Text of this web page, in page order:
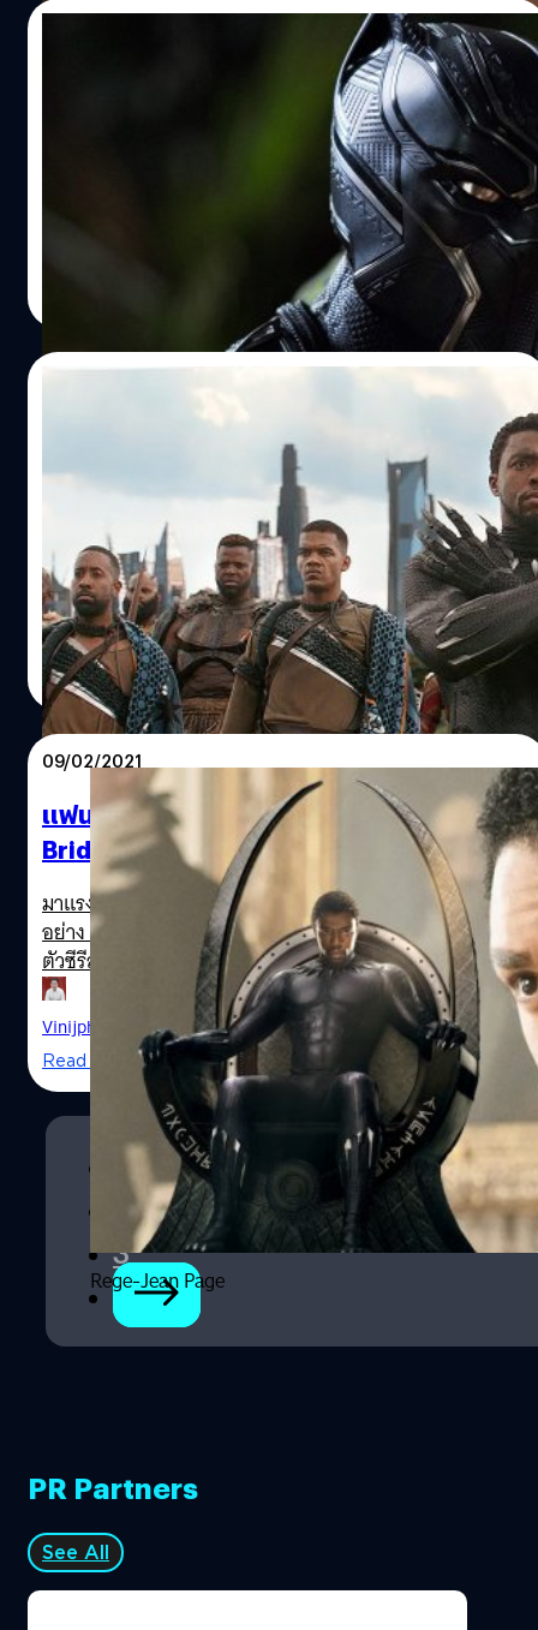
นักแสดงใน Black Panther: Wakanda
Forever เผย บทยังโดนแก้อยู่ แม้จะเริ่มถ่ายทำ
แองเจลา บาสเซตต์ ได้กล่าวว่า บทภาพยนตร์ยังคงได้รับการ
นักแสดงเผย ‘Black Panther 2’ จะเป็นการให้
เกียรติต่อการจากไปของ แชดวิก โบสแมน
ลูพีตา ญองอ ได้ให้สัมภาษณ์กับ Yahoo! เกี่ยวกับการสร้าง
'Black Panther 2' โดยที่ไม่มี แชดวิก โบสแมน มารับบท
กษัตริย์ T’Challa
ปรีดี ฤกษ์วลีกุล| 1924 days ago
Read More
Rege-Jean Page
09/02/2021
แฟน ๆ ว่าไง: ถ้า Regé-Jean Page จาก
Bridgerton จะเป็น Black Panther คนต่อไป?
มาแรงแซงทุกโค้งในนาทีนี้สำหรับนักแสดงหนุ่มดาวรุ่งมาแรง
อย่าง Regé-Jean Page จากซีรีส์ Netflix อย่าง Bridgerton ที่
ตัวซีรีส์ได้ไปต่อในซีซัน 2 ชื่อของ Page ยังมาแรงขนาดที่มีคน
เสนอให้เขามารับบทเป็น James Bond 007 คนต่อไป ถ้าแค่นั้น
ยังไม่พอ ข่าวลือข่าวใหม่นี้ก็อาจถูกปล่อยออกมาหยั่งกระแสว่า
แฟนหนังคิดเห็นเป็นอย่างไร เมื่อ Page ถูกเสนอให้มารับบท
เป็นฮีโร Black Panther คนใหม่ เว็บไซต์ Crazy Days and
Nights ซึ่งมีเจ้าของเป็นทนายความรายใหญ่ประจำฮอลลีวูด
ซึ่งปล่อยข่าวหลุดที่ค่อนข้างแม่นยำแล้วหลายครั้ง ล่าสุดได้
รายงานว่า Page จะมารับบทผู้สวมชุด Black Panther คนใหม่
ที่ไม่ใช่การมารับบทเป็น T'Challa ซึ่ง Chadwick Boseman ผู้
ล่วงลับเคยรับบทไว้ เพราะอย่างที่ Kevin Feige หัวเรือใหญ่
ของ Marvel Studios ได้ออกมายืนยันก่อนหน้านี้ว่า จะไม่มีการ
คัดเลือกนักแสดงใหม่ให้มารับบทเป็นแทน Boseman อย่าง
แน่นอน แฟนมาร์เวลหลายคนก็เลยเดากันต่อไปว่า บท
Black…
Vinijphat Kanyapong| 2006 days ago
Read More
3
PR Partners
See All